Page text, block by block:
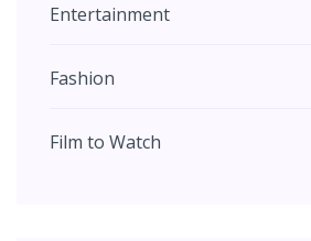
Entertainment
Fashion
Film to Watch